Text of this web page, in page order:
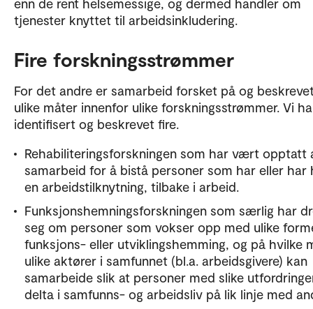
tjenester knyttet til arbeidsinkludering.
Fire forskningsstrømmer
For det andre er samarbeid forsket på og
ulike måter innenfor ulike forskningsstrømmer. Vi
identifisert og beskrevet fire.
Rehabiliteringsforskningen som har vært opptatt
samarbeid for å bistå personer som har eller har
en arbeidstilknytning, tilbake i arbeid.
Funksjonshemningsforskningen som særlig har
seg om personer som vokser opp med ulike
funksjons- eller utviklingshemming, og på hvilke
ulike aktører i samfunnet (bl.a. arbeidsgivere) kan
samarbeide slik at personer med slike
delta i samfunns- og arbeidsliv på lik linje med